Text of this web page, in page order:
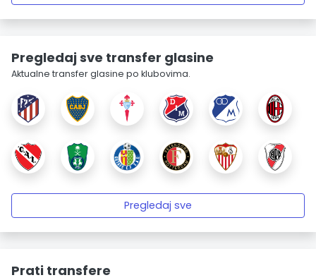
Pregledaj sve transfer glasine
Aktualne transfer glasine po klubovima.
Pregledaj sve
Prati transfere